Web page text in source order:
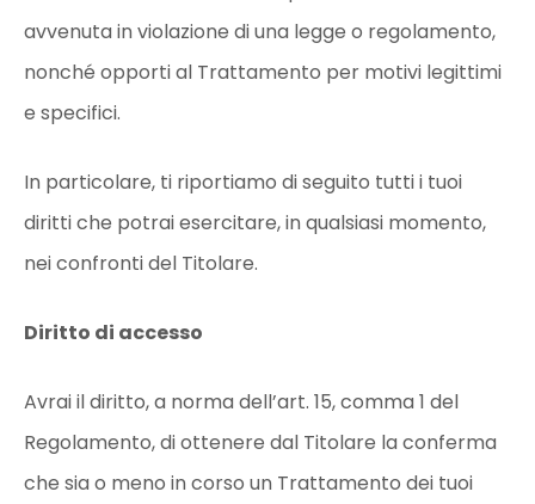
avvenuta in violazione di una legge o regolamento,
nonché opporti al Trattamento per motivi legittimi
e specifici.
In particolare, ti riportiamo di seguito tutti i tuoi
diritti che potrai esercitare, in qualsiasi momento,
nei confronti del Titolare.
Diritto di accesso
Avrai il diritto, a norma dell’art. 15, comma 1 del
Regolamento, di ottenere dal Titolare la conferma
che sia o meno in corso un Trattamento dei tuoi